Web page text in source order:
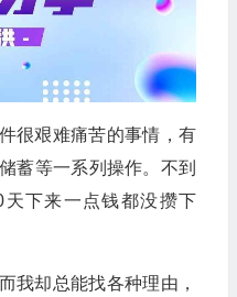
很艰难痛苦的事情，有
蓄等一系列操作。不到
下来一点钱都没攒下
我却总能找各种理由，